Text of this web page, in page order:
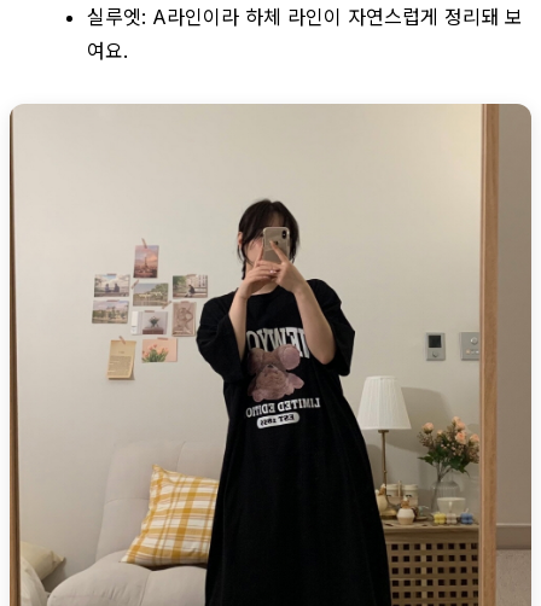
실루엣: A라인이라 하체 라인이 자연스럽게 정리돼 보
여요.